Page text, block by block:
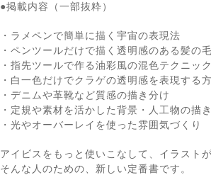
●掲載内容（一部抜粋）
・ラメペンで簡単に描く宇宙の表現法
・ペンツールだけで描く透明感のある髪の毛
・指先ツールで作る油彩風の混色テクニック
・白一色だけでクラゲの透明感を表現する
・デニムや革靴など質感の描き分け
・定規や素材を活かした背景・人工物の描
・光やオーバーレイを使った雰囲気づくり
アイビスをもっと使いこなして、イラスト
そんな人のための、新しい定番書です。